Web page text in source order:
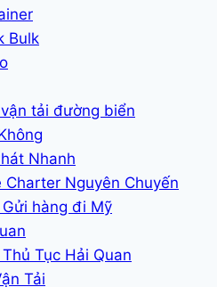
Bulk
tải đường biển
Nhanh
Charter Nguyên Chuyến
Gửi hàng đi Mỹ
Tục Hải Quan
Tải